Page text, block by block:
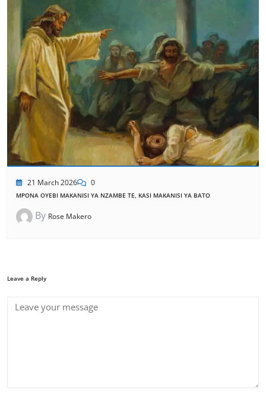
21 March 2026 0
MPONA OYEBI MAKANISI YA NZAMBE TE, KASI MAKANISI YA BATO
By Rose Makero
Leave a Reply